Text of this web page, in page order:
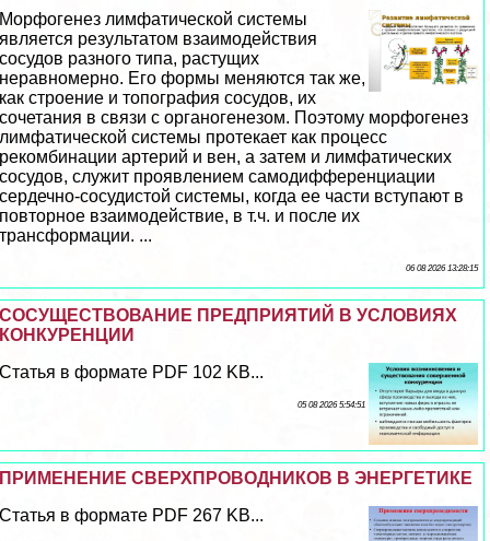
Морфогенез лимфатической системы
является результатом взаимодействия
сосудов разного типа, растущих
неравномерно. Его формы меняются так же,
как строение и топография сосудов, их
сочетания в связи с органогенезом. Поэтому морфогенез
лимфатической системы протекает как процесс
рекомбинации артерий и вен, а затем и лимфатических
сосудов, служит проявлением самодифференциации
сердечно-сосудистой системы, когда ее части вступают в
повторное взаимодействие, в т.ч. и после их
трaнcформации. ...
06 08 2026 13:28:15
СОСУЩЕСТВОВАНИЕ ПРЕДПРИЯТИЙ В УСЛОВИЯХ
КОНКУРЕНЦИИ
Статья в формате PDF 102 KB...
05 08 2026 5:54:51
ПРИМЕНЕНИЕ СВЕРХПРОВОДНИКОВ В ЭНЕРГЕТИКЕ
Статья в формате PDF 267 KB...